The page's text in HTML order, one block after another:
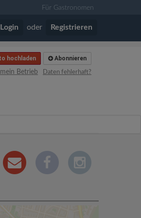
Für Gastronomen
Login oder Registrieren
Abonnieren
hochladen
Daten fehlerhaft?
Betrieb